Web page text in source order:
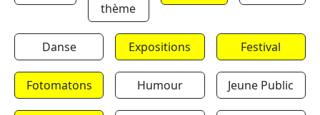
thème
Danse Expositions Festival
Fotomatons Humour Jeune Public